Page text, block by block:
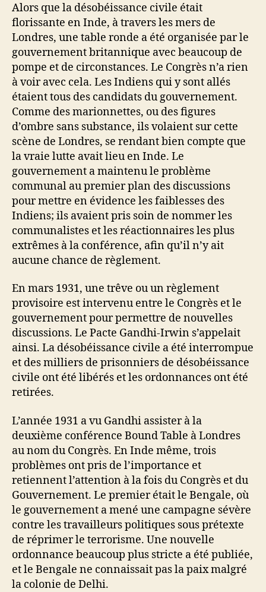
Alors que la désobéissance civile était
florissante en Inde, à travers les mers de
Londres, une table ronde a été organisée par le
gouvernement britannique avec beaucoup de
pompe et de circonstances. Le Congrès n’a rien
à voir avec cela. Les Indiens qui y sont allés
étaient tous des candidats du gouvernement.
Comme des marionnettes, ou des figures
d’ombre sans substance, ils volaient sur cette
scène de Londres, se rendant bien compte que
la vraie lutte avait lieu en Inde. Le
gouvernement a maintenu le problème
communal au premier plan des discussions
pour mettre en évidence les faiblesses des
Indiens; ils avaient pris soin de nommer les
communalistes et les réactionnaires les plus
extrêmes à la conférence, afin qu’il n’y ait
aucune chance de règlement.
En mars 1931, une trêve ou un règlement
provisoire est intervenu entre le Congrès et le
gouvernement pour permettre de nouvelles
discussions. Le Pacte Gandhi-Irwin s’appelait
ainsi. La désobéissance civile a été interrompue
et des milliers de prisonniers de désobéissance
civile ont été libérés et les ordonnances ont été
retirées.
L’année 1931 a vu Gandhi assister à la
deuxième conférence Bound Table à Londres
au nom du Congrès. En Inde même, trois
problèmes ont pris de l’importance et
retiennent l’attention à la fois du Congrès et du
Gouvernement. Le premier était le Bengale, où
le gouvernement a mené une campagne sévère
contre les travailleurs politiques sous prétexte
de réprimer le terrorisme. Une nouvelle
ordonnance beaucoup plus stricte a été publiée,
et le Bengale ne connaissait pas la paix malgré
la colonie de Delhi.